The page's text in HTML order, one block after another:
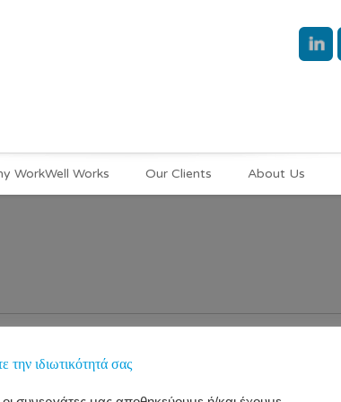
WorkWell Works Our Clients About Us
την ιδιωτικότητά σας